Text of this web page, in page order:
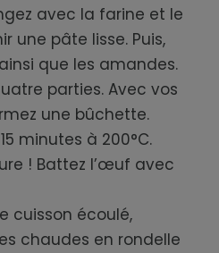
avec la farine et le
une pâte lisse. Puis,
que les amandes.
parties. Avec vos
une bûchette.
minutes à 200°C.
! Battez l’œuf avec
cuisson écoulé,
chaudes en rondelle